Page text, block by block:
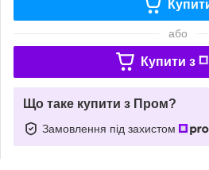
або
Купити з
Що таке купити з Пром?
Замовлення під захистом